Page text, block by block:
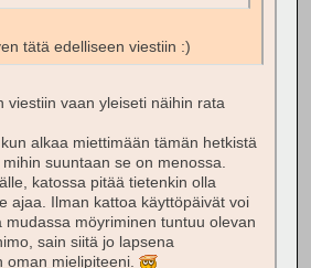
tätä edelliseen viestiin :)
viestiin vaan yleiseti näihin rata
alkaa miettimään tämän hetkistä
suuntaan se on menossa.
katossa pitää tietenkin olla
ajaa. Ilman kattoa käyttöpäivät voi
mudassa möyriminen tuntuu olevan
sain siitä jo lapsena
oman mielipiteeni.